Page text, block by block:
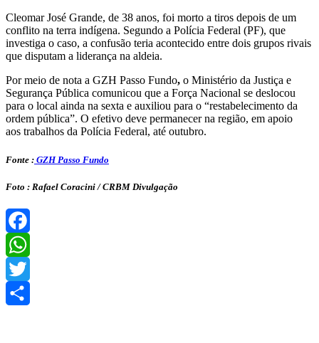
Cleomar José Grande, de 38 anos, foi morto a tiros depois de um
conflito na terra indígena. Segundo a Polícia Federal (PF), que
investiga o caso, a confusão teria acontecido entre dois grupos rivais
que disputam a liderança na aldeia.
Por meio de nota a GZH Passo Fundo, o Ministério da Justiça e
Segurança Pública comunicou que a Força Nacional se deslocou
para o local ainda na sexta e auxiliou para o “restabelecimento da
ordem pública”. O efetivo deve permanecer na região, em apoio
aos trabalhos da Polícia Federal, até outubro.
Fonte : GZH Passo Fundo
Foto : Rafael Coracini / CRBM Divulgação
Facebook
WhatsApp
Twitter